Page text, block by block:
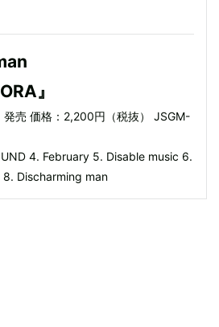
』
売 価格：2,200円（税抜） JSGM-
4. February 5. Disable music 6.
8. Discharming man